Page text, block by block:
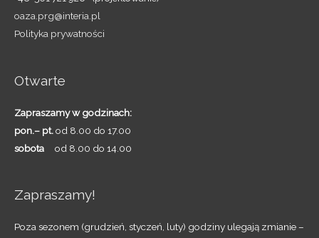
oaza.prg@interia.pl
Polityka prywatności
Otwarte
Zapraszamy w godzinach:
pon.– pt.od 8.00 do 17.00
sobota od 8.00 do 14.00
Zapraszamy!
Poza sezonem (grudzień, styczeń, luty) godziny ulegają zmianie –